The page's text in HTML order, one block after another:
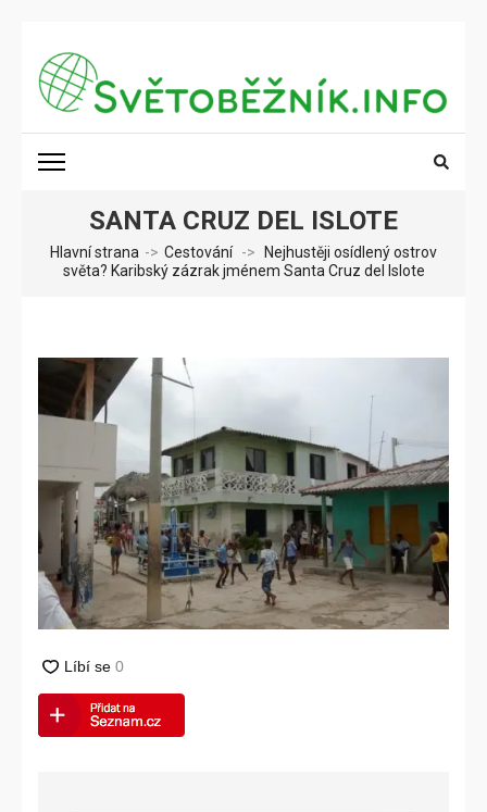
obsah
(stiskněte
Enter)
SVĚTOBĚŽNÍK.INFO
SANTA CRUZ DEL ISLOTE
Hlavní strana -> Cestování ->
Nejhustěji osídlený ostrov
světa? Karibský zázrak jménem Santa Cruz del Islote